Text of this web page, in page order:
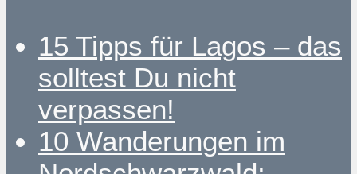
15 Tipps für Lagos – das
solltest Du nicht
verpassen!
10 Wanderungen im